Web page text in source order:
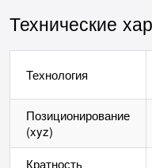
Технические
Технология
Позиционирование
(xyz)
Кратность